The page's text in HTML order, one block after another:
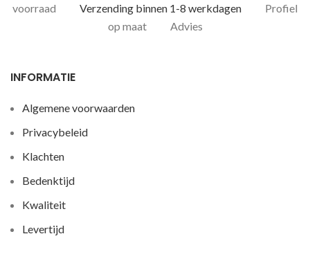
voorraad
Verzending binnen 1-8 werkdagen
Profiel
op maat
Advies
INFORMATIE
Algemene voorwaarden
Privacybeleid
Klachten
Bedenktijd
Kwaliteit
Levertijd